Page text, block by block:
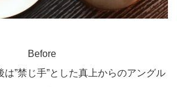
Before
”禁じ手”とした真上からのアングル